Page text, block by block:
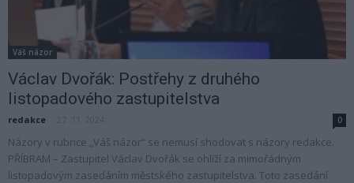
Váš názor
Václav Dvořák: Postřehy z druhého
listopadového zastupitelstva
redakce 0
Názory v rubrice „Váš názor“ se nemusí shodovat s názory redakce.
PŘÍBRAM – Zastupitel Václav Dvořák se ohlíží za mimořádným
listopadovým zasedáním městského zastupitelstva. Toto zasedání